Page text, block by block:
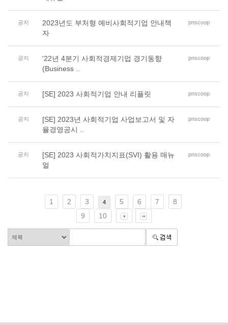
공지
2023년도 부처형 예비사회적기업 안내책
자
pnscoop
공지
'22년 4분기 사회적경제기업 경기동향
(Business ..
pnscoop
공지 [SE] 2023 사회적기업 안내 리플릿 pnscoop
공지
[SE] 2023년 사회적기업 사업보고서 및 자
율경영공시 ..
pnscoop
공지
[SE] 2023 사회적가치지표(SVI) 활용 매뉴
얼
pnscoop
1 2 3 4 5 6 7
8
9
10